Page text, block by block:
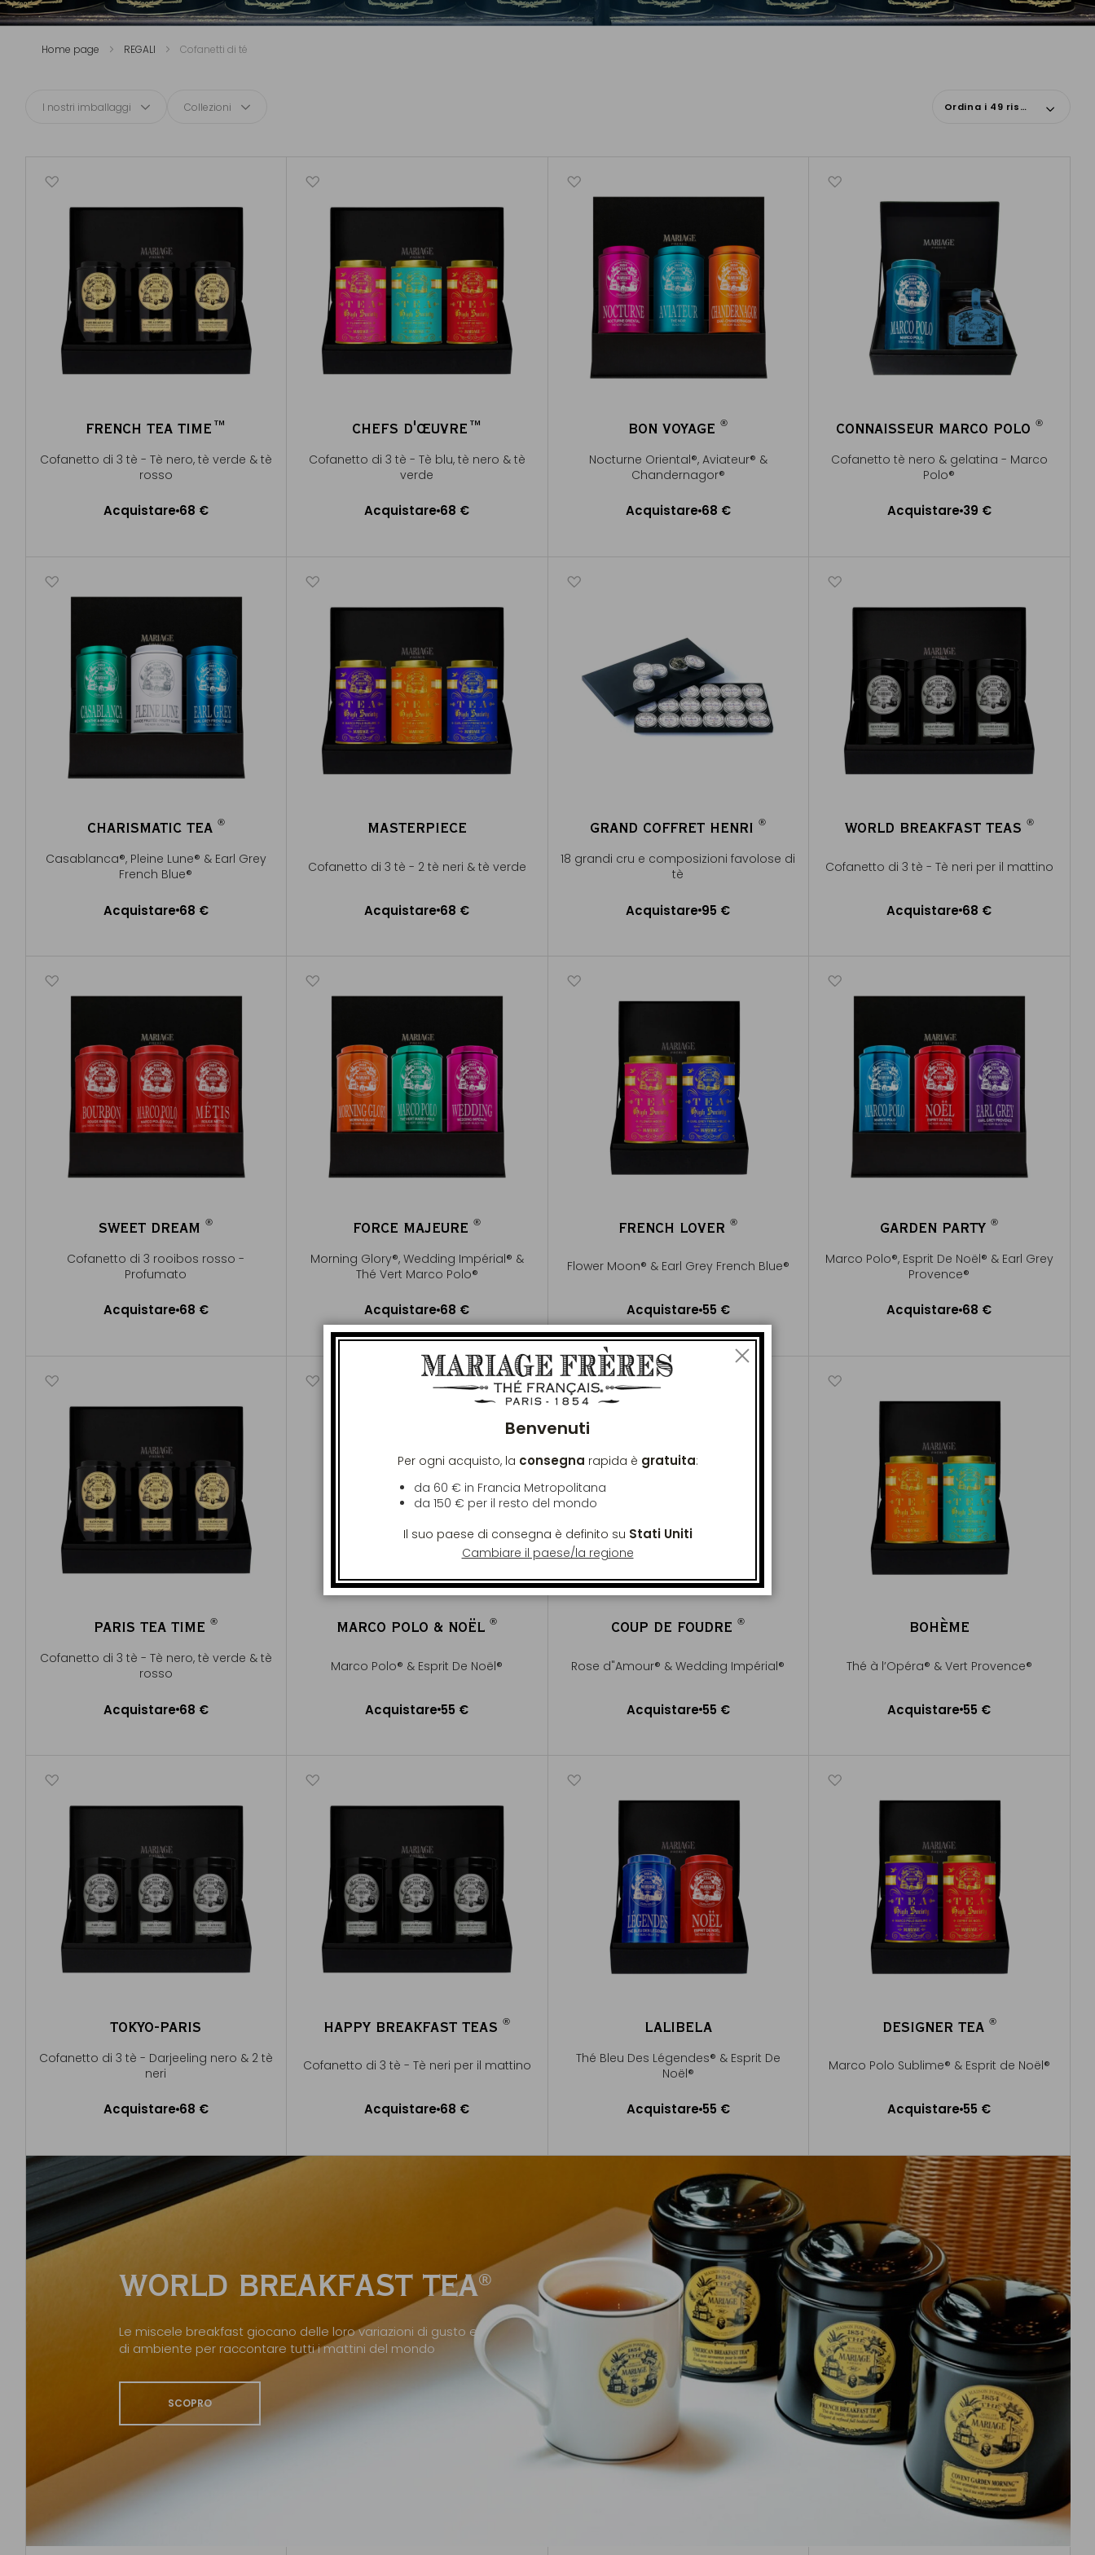
Home page REGALI Cofanetti di té
I nostri imballaggi Collezioni Ordina i 49 risultati
FRENCH TEA TIME™
Cofanetto di 3 tè - Tè nero, tè verde & tè
rosso
Acquistare 68 €
CHEFS D'ŒUVRE™
Cofanetto di 3 tè - Tè blu, tè nero & tè
verde
Acquistare 68 €
BON VOYAGE®
Nocturne Oriental®, Aviateur® &
Chandernagor®
®
Acquistare 68 €
CONNAISSEUR MARCO POLO ®
Cofanetto tè nero & gelatina - Marco
Polo®
®
Acquistare 39 €
CHARISMATIC TEA ®
Casablanca®, Pleine Lune® & Earl Grey
French Blue®
®
Acquistare 68 €
MASTERPIECE
Cofanetto di 3 tè - 2 tè neri & tè verde
Acquistare 68 €
GRAND COFFRET HENRI®
18 grandi cru e composizioni favolose di
tè
®
Acquistare 95 €
WORLD BREAKFAST TEAS ®
Cofanetto di 3 tè - Tè neri per il mattino
Acquistare 68 €
SWEET DREAM®
Cofanetto di 3 rooibos rosso -
Profumato
®
Acquistare 68 €
FORCE MAJEURE®
Morning Glory®, Wedding Impérial® &
Thé Vert Marco Polo®
®
Acquistare 68 €
Aggiungere al Carrello
FRENCH LOVER®
Flower Moon® & Earl Grey French Blue®
Acquistare 55 €
Aggiungere al Carrello
GARDEN PARTY®
Marco Polo®, Esprit De Noël® & Earl Grey
Provence®
®
Acquistare 68 €
PARIS TEA TIME®
Cofanetto di 3 tè - Tè nero, tè verde & tè
rosso
®
Acquistare 68 €
MARCO POLO & NOËL®
Marco Polo® & Esprit De Noël®
Acquistare 55 €
COUP DE FOUDRE®
Rose d"Amour® & Wedding Impérial®
Acquistare 55 €
BOHÈME
Thé à l’Opéra® & Vert Provence®
Acquistare 55 €
TOKYO-PARIS
Cofanetto di 3 tè - Darjeeling nero & 2 tè
neri
Acquistare 68 €
HAPPY BREAKFAST TEAS®
Cofanetto di 3 tè - Tè neri per il mattino
Acquistare 68 €
LALIBELA
Thé Bleu Des Légendes® & Esprit De
Noël®
Acquistare 55 €
DESIGNER TEA ®
Marco Polo Sublime® & Esprit de Noël®
Acquistare 55 €
WORLD BREAKFAST TEA®
Le miscele breakfast giocano delle loro variazioni di gusto e
di ambiente per raccontare tutti i mattini del mondo
SCOPRO
Chiudi
Benvenuti
Per ogni acquisto, la consegna rapida è gratuita:
da 60 € in Francia Metropolitana
da 150 € per il resto del mondo
Il suo paese di consegna è definito su Stati Uniti
Cambiare il paese/la regione